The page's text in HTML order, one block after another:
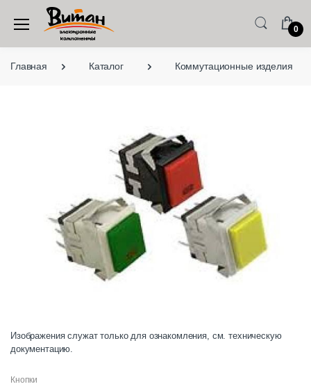
0
Главная Каталог Коммутационные изделия
Изображения служат только для ознакомления, см. техническую
документацию.
Кнопки